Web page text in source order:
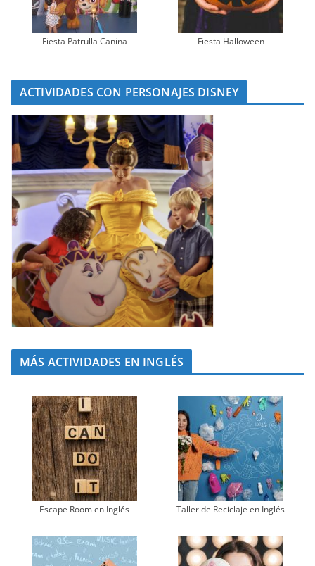
Fiesta Patrulla Canina Fiesta Halloween
ACTIVIDADES CON PERSONAJES DISNEY
MÁS ACTIVIDADES EN INGLÉS
Escape Room en Inglés Taller de Reciclaje en Inglés